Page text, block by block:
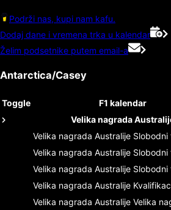
Podrži nas, kupi nam kafu.
Dodaj dane i vremena trka u kalendar
Želim podsetnike putem email-a
Antarctica/Casey
Toggle F1 kalendar
Velika nagrada
Velika nagrada Australije Slobodni
Velika nagrada Australije Slobodni
Velika nagrada Australije Slobodni
Velika nagrada Australije
Velika nagrada Australije Velika